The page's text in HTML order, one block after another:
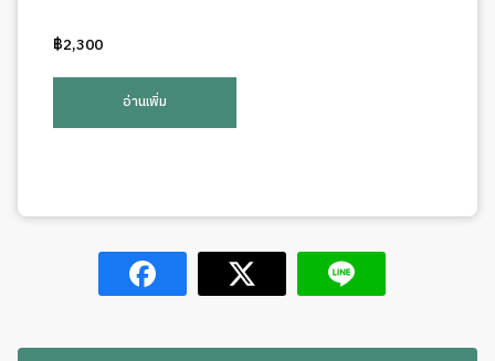
฿2,300
อ่านเพิ่ม